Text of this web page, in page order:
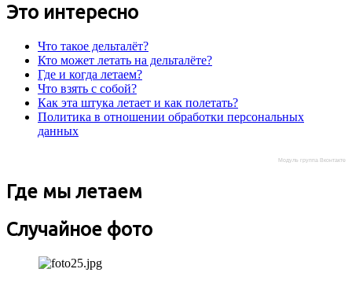
Это интересно
Что такое дельталёт?
Кто может летать на дельталёте?
Где и когда летаем?
Что взять с собой?
Как эта штука летает и как полетать?
Политика в отношении обработки персональных
данных
Модуль группа Вконтакте
Где мы летаем
Случайное фото